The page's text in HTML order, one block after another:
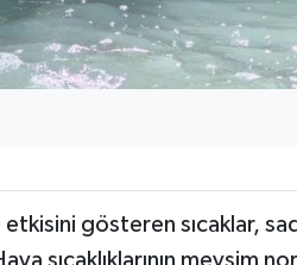
gösteren sıcaklar,